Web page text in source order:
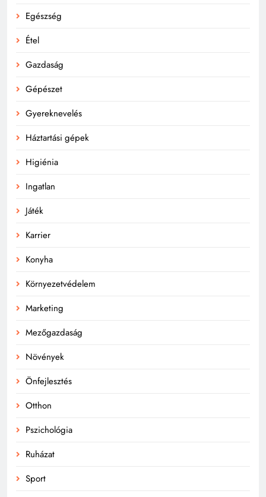
Egészség
Étel
Gazdaság
Gépészet
Gyereknevelés
Háztartási gépek
Higiénia
Ingatlan
Játék
Karrier
Konyha
Környezetvédelem
Marketing
Mezőgazdaság
Növények
Önfejlesztés
Otthon
Pszichológia
Ruházat
Sport